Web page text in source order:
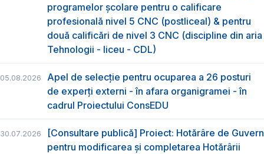
programelor școlare pentru o calificare
profesională nivel 5 CNC (postliceal) & pentru
două calificări de nivel 3 CNC (discipline din aria
Tehnologii - liceu - CDL)
05.08.2026
Apel de selecție pentru ocuparea a 26 posturi
de experți externi - în afara organigramei - în
cadrul Proiectului ConsEDU
30.07.2026
[Consultare publică] Proiect: Hotărâre de Guvern
pentru modificarea și completarea Hotărârii